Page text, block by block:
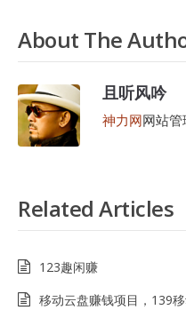
About The
且听风吟
神力网网站管
Related Articles
123趣闲赚
移动云盘赚钱项目，139